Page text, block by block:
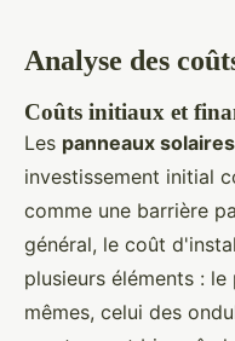
Analyse des
Coûts initiaux et
Les panneaux solaires
investissement initial
comme une barrière
général, le coût
plusieurs éléments :
mêmes, celui des